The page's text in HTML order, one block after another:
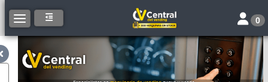
Toggle navigation Toggle
0